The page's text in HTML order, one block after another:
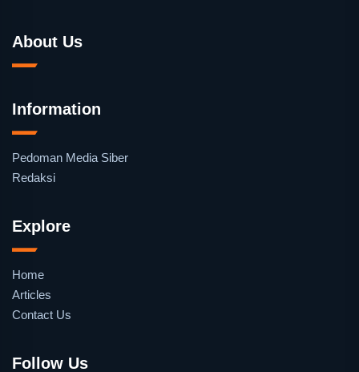
About Us
Information
Pedoman Media Siber
Redaksi
Explore
Home
Articles
Contact Us
Follow Us